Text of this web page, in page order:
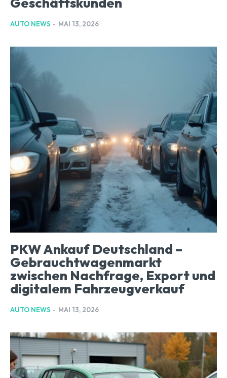
AUTO NEWS - MAI 13, 2026
PKW Ankauf Deutschland –
Gebrauchtwagenmarkt
zwischen Nachfrage, Export und
digitalem Fahrzeugverkauf
AUTO NEWS - MAI 13, 2026